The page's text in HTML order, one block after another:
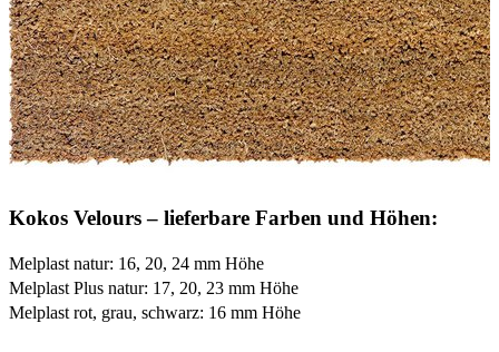
Kokos Velours – lieferbare Farben und Höhen:
Melplast natur: 16, 20, 24 mm Höhe
Melplast Plus natur: 17, 20, 23 mm Höhe
Melplast rot, grau, schwarz: 16 mm Höhe